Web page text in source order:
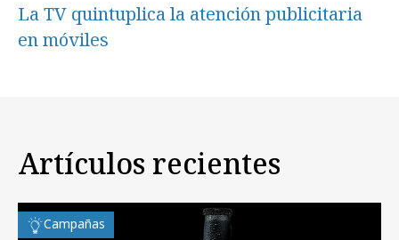
La TV quintuplica la atención publicitaria
en móviles
Artículos recientes
Campañas